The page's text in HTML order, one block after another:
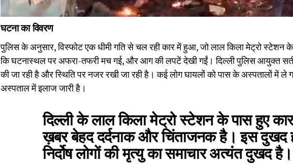
घटना का विवरण
पुलिस के अनुसार, विस्फोट एक धीमी गति से चल रही कार में हुआ, जो लाल किला मेट्रो स्टेशन के
कि घटनास्थल पर अफरा-तफरी मच गई, और आग की लपटें देखी गईं। दिल्ली पुलिस आयुक्त
की जा रही है और स्थिति पर नजर रखी जा रही है। कई लोग घायलों को पास के अस्पतालों में ले
अस्पताल में इलाज जारी है।
दिल्ली के लाल किला मेट्रो स्टेशन के पास हुए
ख़बर बेहद दर्दनाक और चिंताजनक है। इस दुखद
निर्दोष लोगों की मृत्यु का समाचार अत्यंत दुखद है।